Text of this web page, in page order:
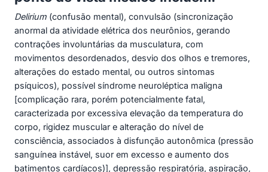
Delirium (confusão mental), convulsão (sincronização
anormal da atividade elétrica dos neurônios, gerando
contrações involuntárias da musculatura, com
movimentos desordenados, desvio dos olhos e tremores,
alterações do estado mental, ou outros sintomas
psíquicos), possível síndrome neuroléptica maligna
[complicação rara, porém potencialmente fatal,
caracterizada por excessiva elevação da temperatura do
corpo, rigidez muscular e alteração do nível de
consciência, associados à disfunção autonômica (pressão
sanguínea instável, suor em excesso e aumento dos
batimentos cardíacos)], depressão respiratória, aspiração,